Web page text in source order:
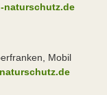
naturschutz.de
Mobil